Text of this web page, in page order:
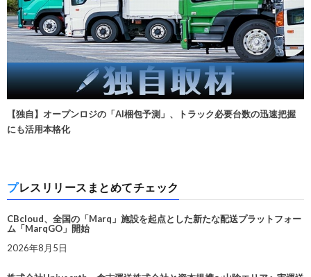
【独自】オープンロジの「AI梱包予測」、トラック必要台数の迅速把握
にも活用本格化
プレスリリースまとめてチェック
CBcloud、全国の「Marq」施設を起点とした新たな配送プラットフォー
ム「MarqGO」開始
2026年8月5日